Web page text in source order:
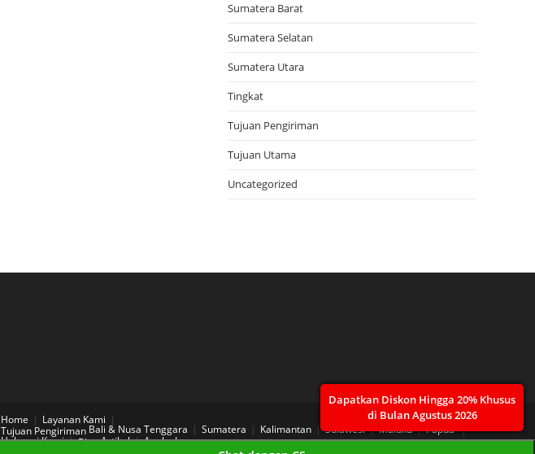
Sumatera Barat
Sumatera Selatan
Sumatera Utara
Tingkat
Tujuan Pengiriman
Tujuan Utama
Uncategorized
Dapatkan Diskon Hingga 20% Khusus
di Bulan Agustus 2026
Home
Layanan Kami
Tujuan Pengiriman Bali & Nusa Tenggara Sumatera Kalimantan Sulawesi Maluku
Papua
Hubungi Kami
BlogArtikel Aneka Layanan